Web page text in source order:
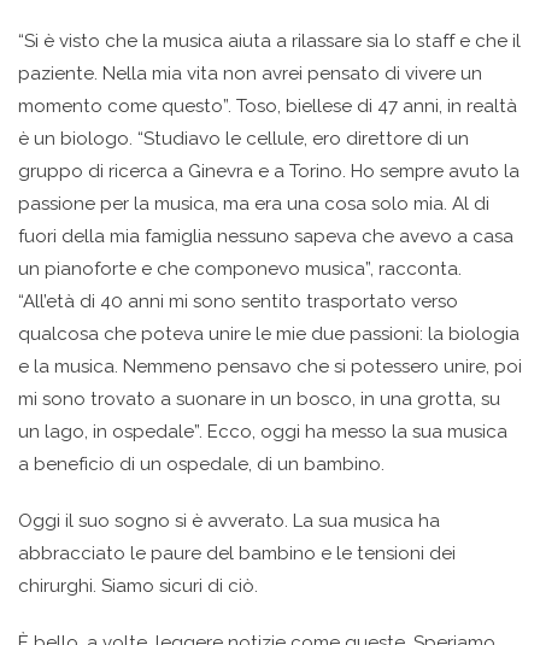
“Si è visto che la musica aiuta a rilassare sia lo staff e che il
paziente. Nella mia vita non avrei pensato di vivere un
momento come questo”. Toso, biellese di 47 anni, in realtà
è un biologo. “Studiavo le cellule, ero direttore di un
gruppo di ricerca a Ginevra e a Torino. Ho sempre avuto la
passione per la musica, ma era una cosa solo mia. Al di
fuori della mia famiglia nessuno sapeva che avevo a casa
un pianoforte e che componevo musica”, racconta.
“All’età di 40 anni mi sono sentito trasportato verso
qualcosa che poteva unire le mie due passioni: la biologia
e la musica. Nemmeno pensavo che si potessero unire, poi
mi sono trovato a suonare in un bosco, in una grotta, su
un lago, in ospedale”. Ecco, oggi ha messo la sua musica
a beneficio di un ospedale, di un bambino.
Oggi il suo sogno si è avverato. La sua musica ha
abbracciato le paure del bambino e le tensioni dei
chirurghi. Siamo sicuri di ciò.